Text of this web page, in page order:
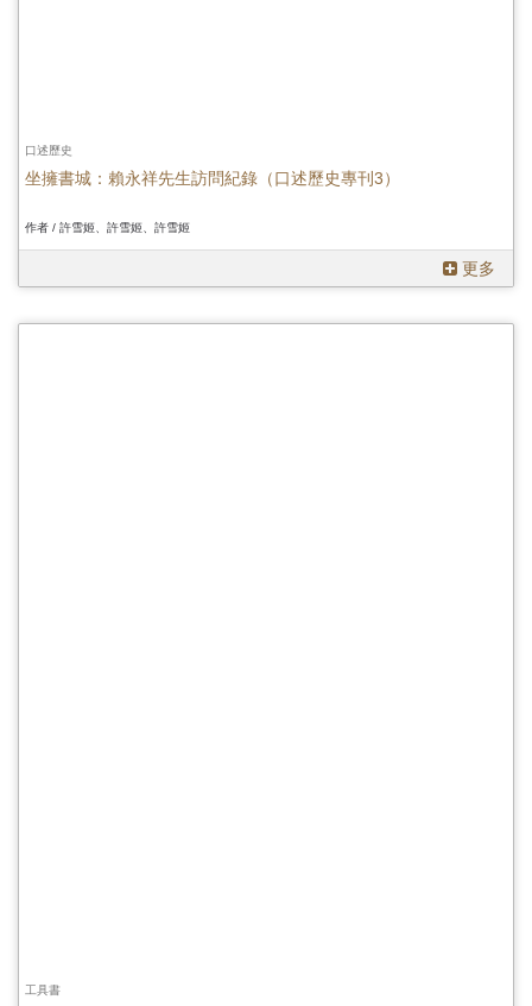
口述歷史
坐擁書城：賴永祥先生訪問紀錄（口述歷史專刊3）
作者 / 許雪姬、許雪姬、許雪姬
更多
工具書